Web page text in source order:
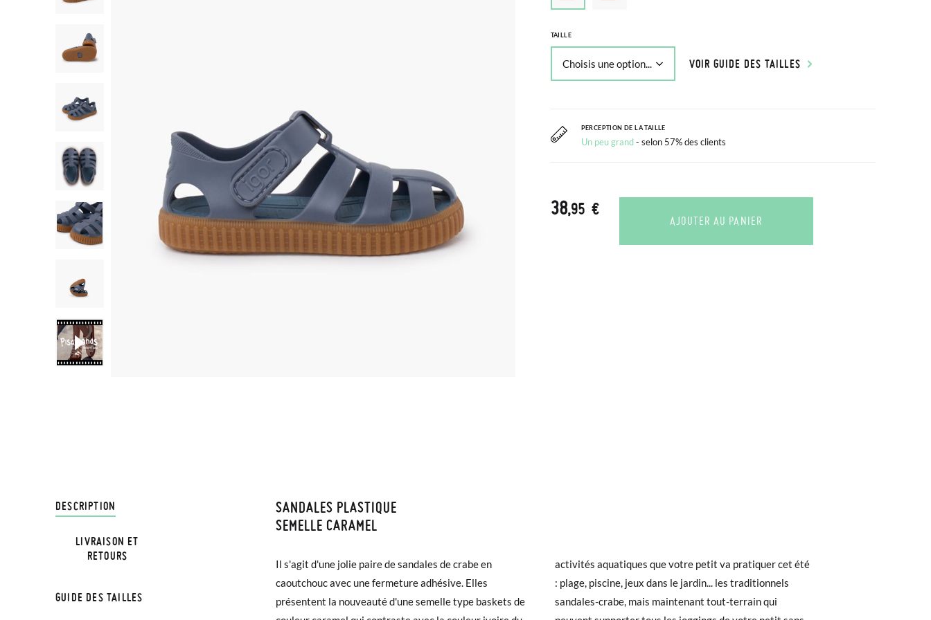
TAILLE
VOIR GUIDE DES TAILLES
PERCEPTION DE LA TAILLE
Un peu grand - selon 57% des clients
38,95 €
AJOUTER AU PANIER
DESCRIPTION
SANDALES PLASTIQUE
SEMELLE CARAMEL
Il s'agit d'une jolie paire de sandales de crabe en
caoutchouc avec une fermeture adhésive. Elles
présentent la nouveauté d'une semelle type baskets de
activités aquatiques que votre petit va pratiquer cet été
: plage, piscine, jeux dans le jardin... les traditionnels
sandales-crabe, mais maintenant tout-terrain qui
LIVRAISON ET
RETOURS
LIVRAISON ET RETOURS
4,95 € et prendra de 4 à 5 jours ouvrables pour arriver par coursier. Veuillez noter que la commande doit être passée
avant 15h, sinon elle sera expédiée le lendemain.
GUIDE DES TAILLES